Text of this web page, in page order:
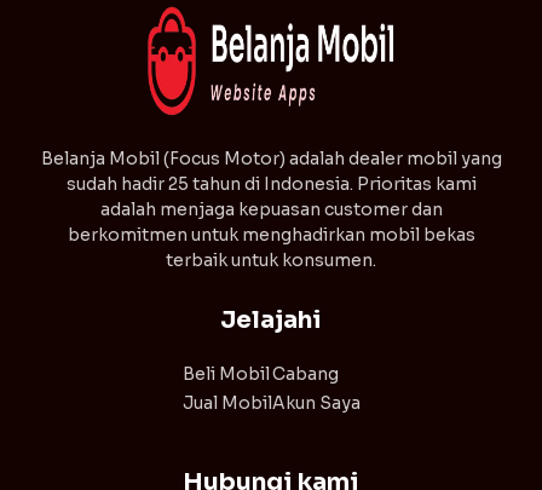
⁠Belanja Mobil (Focus Motor) adalah dealer mobil yang
sudah hadir 25 tahun di Indonesia. Prioritas kami
adalah menjaga kepuasan customer dan
berkomitmen untuk menghadirkan mobil bekas
terbaik untuk konsumen.
Jelajahi
Beli Mobil
Jual Mobil
Cabang
Akun Saya
Hubungi kami